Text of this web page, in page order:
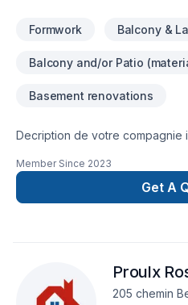
Formwork Balcony &
Balcony and/or Patio
Basement renovations
Decription de votre compagnie
Member Since 2023
Get A
Proulx
205 chemin